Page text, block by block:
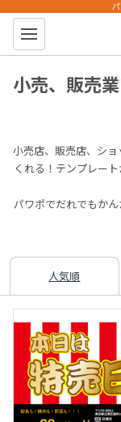
パワポン
小売、販売
小売店、販売店、シ
くれる！テンプレー
パワポでだれでもかん
人気順